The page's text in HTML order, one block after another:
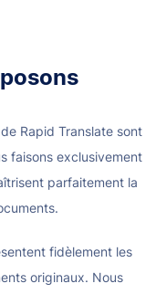
Rapid Translate sont
faisons exclusivement
parfaitement la
fidèlement les
originaux. Nous